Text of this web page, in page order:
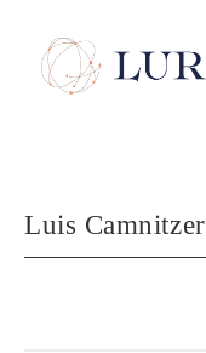
Luis Camnitzer